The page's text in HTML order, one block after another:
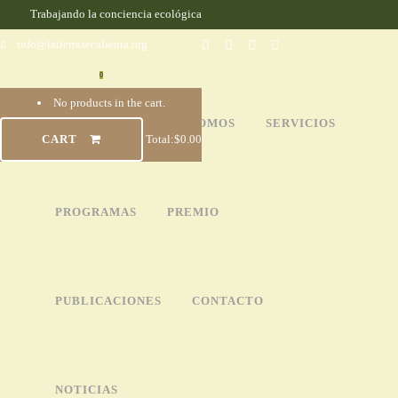
Trabajando la conciencia ecológica
info@latierrasecalienta.org
0
No products in the cart.
CART Total:$0.00
INICIO QUIÉNES SOMOS SERVICIOS
PROGRAMAS PREMIO
PUBLICACIONES CONTACTO
NOTICIAS